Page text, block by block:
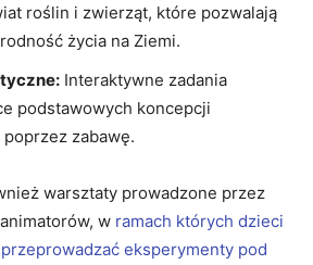
roślin i zwierząt, które pozwalają
życia na Ziemi.
Interaktywne zadania
podstawowych koncepcji
zabawę.
warsztaty prowadzone przez
w ramach których dzieci
‌eksperymenty ⁤pod